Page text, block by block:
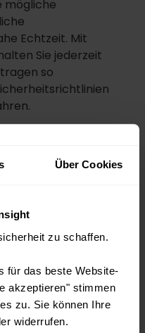
Über Cookies
zu schaffen.
für das beste Website-
akzeptieren" stimmen
zu. Sie können Ihre
widerrufen.
mögliche
Echtzeit. Mit
Sie jederzeit
so